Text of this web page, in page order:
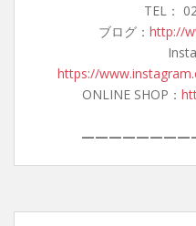
TEL：
ブログ： http://
https://
ONLINE SHOP：